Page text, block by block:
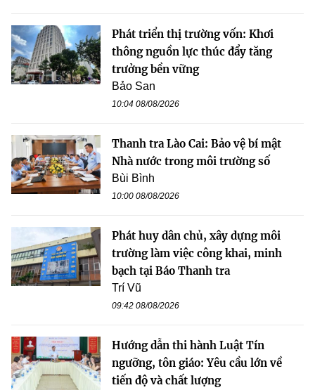
Phát triển thị trường vốn: Khơi
thông nguồn lực thúc đẩy tăng
trưởng bền vững
Bảo San
10:04 08/08/2026
Thanh tra Lào Cai: Bảo vệ bí mật
Nhà nước trong môi trường số
Bùi Bình
10:00 08/08/2026
Phát huy dân chủ, xây dựng môi
trường làm việc công khai, minh
bạch tại Báo Thanh tra
Trí Vũ
09:42 08/08/2026
Hướng dẫn thi hành Luật Tín
ngưỡng, tôn giáo: Yêu cầu lớn về
tiến độ và chất lượng